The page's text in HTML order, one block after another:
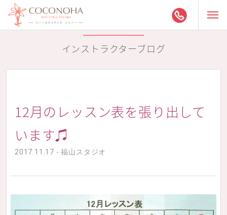
インストラクターブログ
12月のレッスン表を張り出して
います♫
2017.11.17 - 福山スタジオ